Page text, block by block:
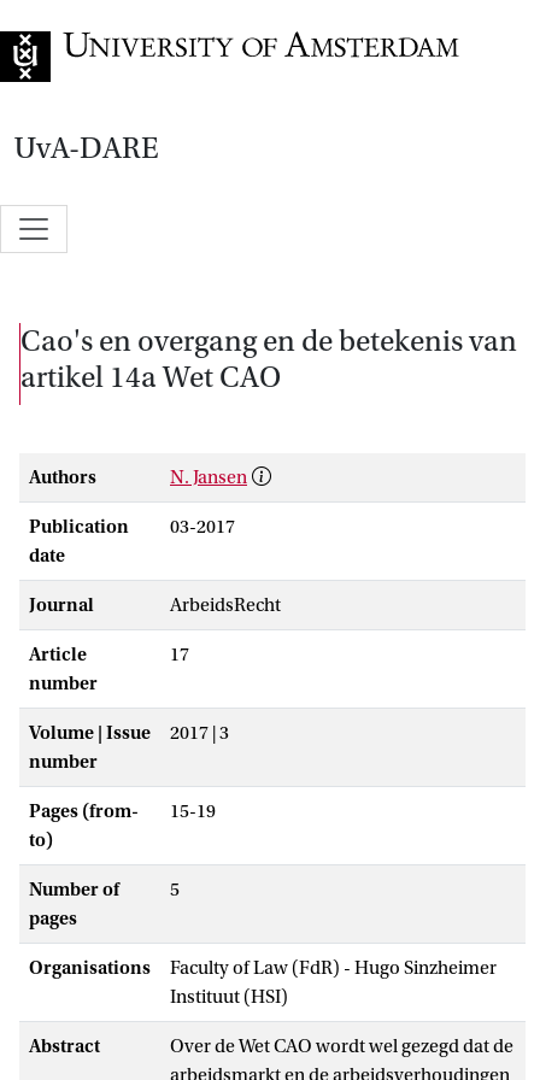
UvA-DARE
Cao's en overgang en de betekenis van
artikel 14a Wet CAO
Authors N. Jansen
Publication
date
03-2017
Journal ArbeidsRecht
Article
number
17
Volume | Issue
number
2017 | 3
Pages (from-
to)
15-19
Number of
pages
5
Organisations
Faculty of Law (FdR) - Hugo Sinzheimer
Instituut (HSI)
Abstract
Over de Wet CAO wordt wel gezegd dat de
arbeidsmarkt en de arbeidsverhoudingen